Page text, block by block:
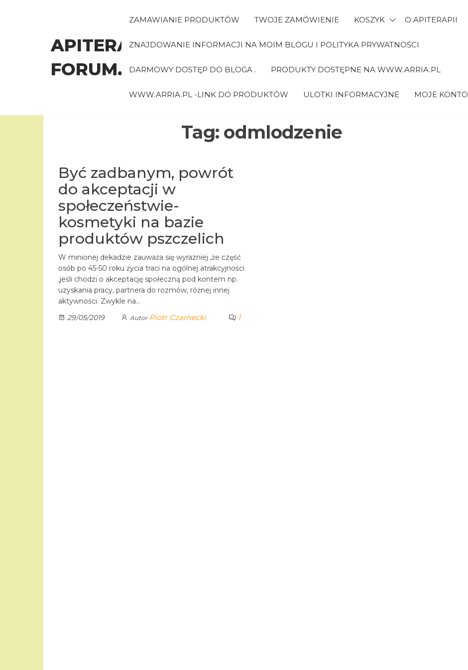
APITERAPIA-
FORUM.PL
ZAMAWIANIE PRODUKTÓW TWOJE ZAMÓWIENIE KOSZYK O APITERAPII
ZNAJDOWANIE INFORMACJI NA MOIM BLOGU I POLITYKA PRYWATNOŚCI
DARMOWY DOSTĘP DO BLOGA . PRODUKTY DOSTĘPNE NA WWW.ARRIA.PL
WWW.ARRIA.PL -LINK DO PRODUKTÓW ULOTKI INFORMACYJNE MOJE KONTO
Tag: odmlodzenie
Być zadbanym, powrót
do akceptacji w
społeczeństwie-
kosmetyki na bazie
produktów pszczelich
W minionej dekadzie zauważa się wyrazniej ,że część
osób po 45-50 roku życia traci na ogólnej atrakcyjności
,jeśli chodzi o akceptację społeczną pod kontem np.
uzyskania pracy, partnera do rozmów, różnej innej
aktywności. Zwykle na…
29/05/2019
Autor Piotr Czarnecki 1